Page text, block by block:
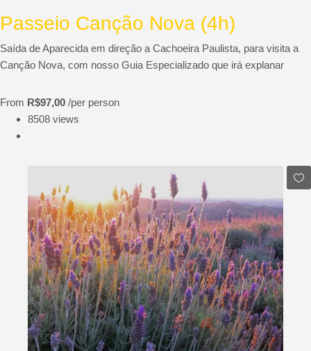
Passeio Canção Nova (4h)
Saída de Aparecida em direção a Cachoeira Paulista, para visita a
Canção Nova, com nosso Guia Especializado que irá explanar
From R$97,00 /per person
8508 views